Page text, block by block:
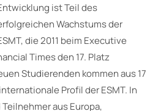
ist Teil des
Wachstums der
die 2011 beim Executive
Times den 17. Platz
Studierenden kommen aus 17
Profil der ESMT. In
aus Europa,